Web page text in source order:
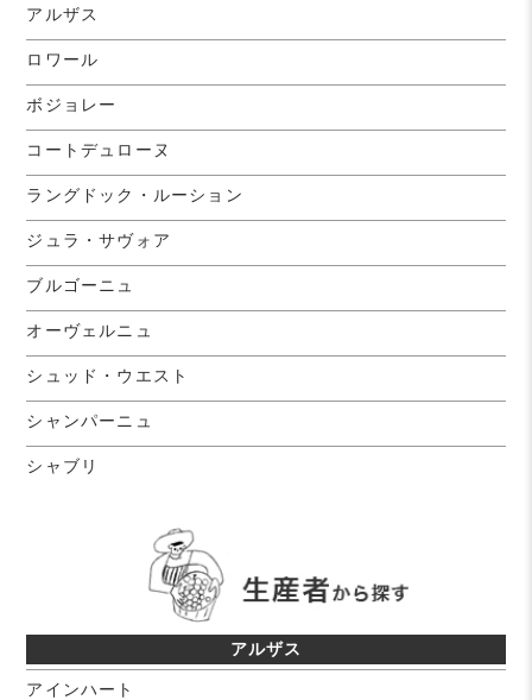
アルザス
ロワール
ボジョレー
コートデュローヌ
ラングドック・ルーション
ジュラ・サヴォア
ブルゴーニュ
オーヴェルニュ
シュッド・ウエスト
シャンパーニュ
シャブリ
アルザス
アインハート